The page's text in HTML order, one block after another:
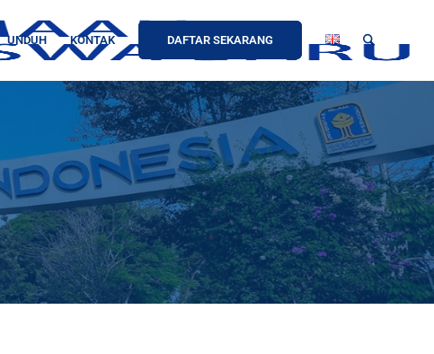
UNDUH KONTAK DAFTAR SEKARANG